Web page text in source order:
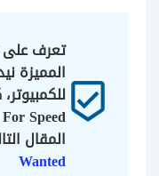
beenhere
المقال
Wanted